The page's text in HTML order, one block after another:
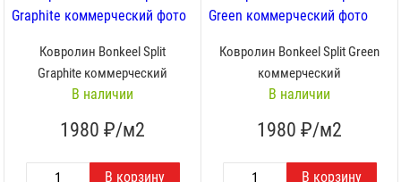
Ковролин Bonkeel Split
Graphite коммерческий
В наличии
1980 ₽/м2
Ковролин Bonkeel Split Green
коммерческий
В наличии
1980 ₽/м2